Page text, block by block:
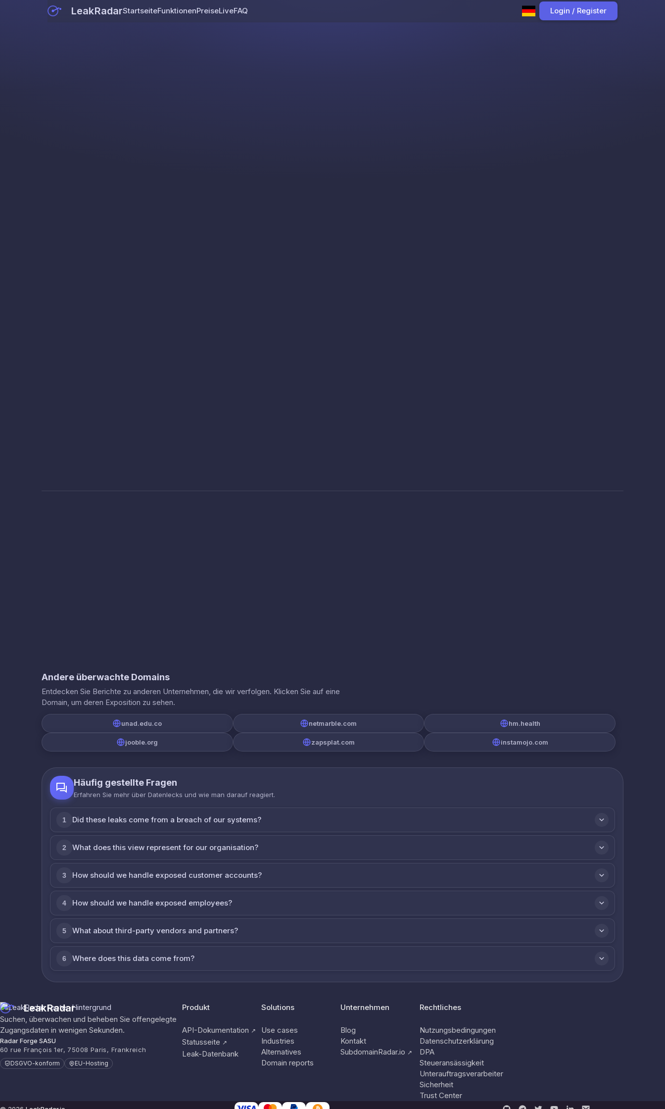
LeakRadarStartseiteFunktionenPreiseLiveFAQ Login / Register
Andere überwachte Domains
Entdecken Sie Berichte zu anderen Unternehmen, die wir verfolgen. Klicken Sie auf eine
Domain, um deren Exposition zu sehen.
unad.edu.co netmarble.com hm.health
jooble.org zapsplat.com instamojo.com
Häufig gestellte Fragen
Erfahren Sie mehr über Datenlecks und wie man darauf reagiert.
1 Did these leaks come from a breach of our systems?
2 What does this view represent for our organisation?
3 How should we handle exposed customer accounts?
4 How should we handle exposed employees?
5 What about third-party vendors and partners?
6 Where does this data come from?
LeakRadar
Suchen, überwachen und beheben Sie offengelegte
Zugangsdaten in wenigen Sekunden.
Radar Forge SASU
60 rue François 1er, 75008 Paris, Frankreich
DSGVO-konform EU-Hosting
Produkt
API-Dokumentation ↗
Statusseite ↗
Leak-Datenbank
Solutions
Use cases
Industries
Alternatives
Domain reports
Unternehmen
Blog
Kontakt
SubdomainRadar.io ↗
Rechtliches
Nutzungsbedingungen
Datenschutzerklärung
DPA
Steueransässigkeit
Unterauftragsverarbeiter
Sicherheit
Trust Center